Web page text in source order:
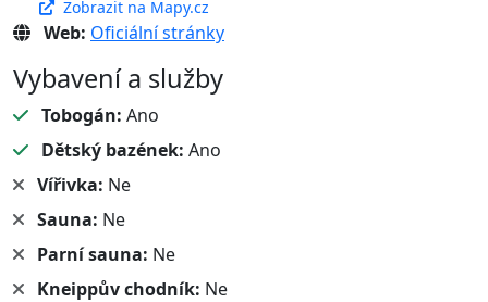
Zobrazit na Mapy.cz
Web: Oficiální stránky
Vybavení a služby
Tobogán: Ano
Dětský bazének: Ano
Vířivka: Ne
Sauna: Ne
Parní sauna: Ne
Kneippův chodník: Ne